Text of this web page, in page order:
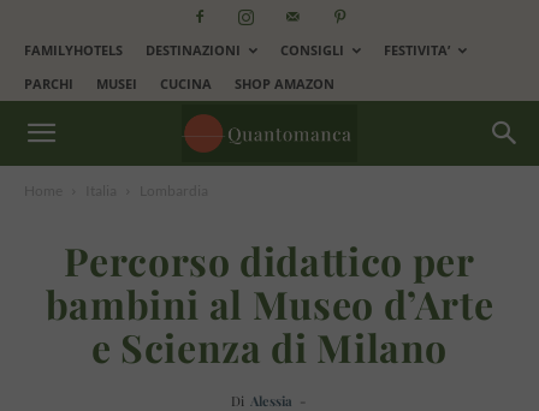
FAMILYHOTELS DESTINAZIONI CONSIGLI
FESTIVITA’
PARCHI
MUSEI CUCINA SHOP AMAZON
Percorso didattico per
bambini al Museo d’Arte
e Scienza di Milano
Di Alessia -